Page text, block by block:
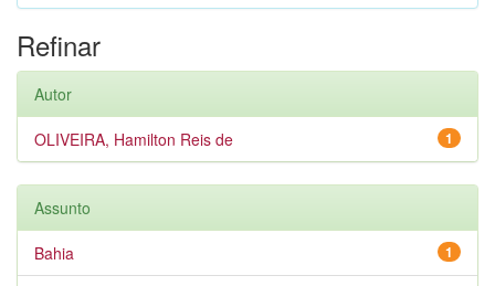
Refinar
Autor
1
OLIVEIRA, Hamilton Reis de
Assunto
1
Bahia